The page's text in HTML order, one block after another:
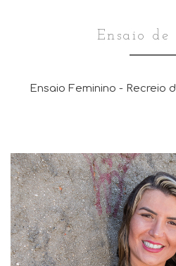
Ensaio de
Ensaio Feminino - Recreio